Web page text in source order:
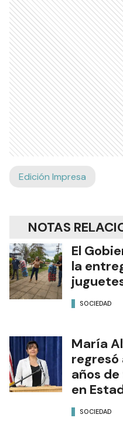
Edición Impresa
NOTAS
El
la
SOCIEDAD
María
regresó
años
en
SOCIEDAD